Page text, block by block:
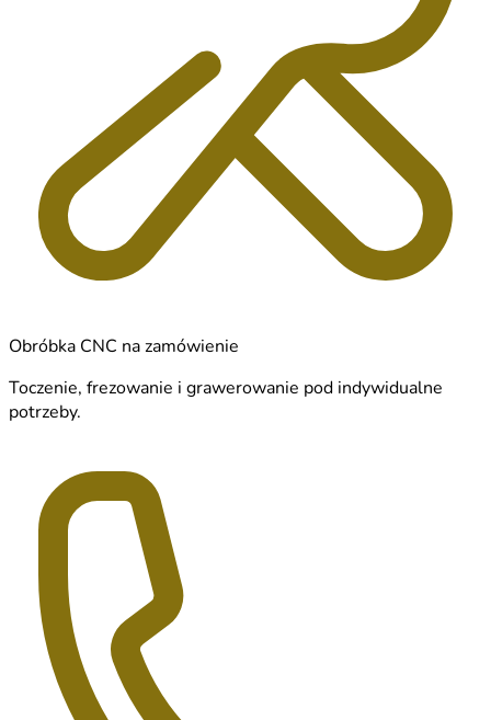
Obróbka CNC na zamówienie
Toczenie, frezowanie i grawerowanie pod indywidualne
potrzeby.